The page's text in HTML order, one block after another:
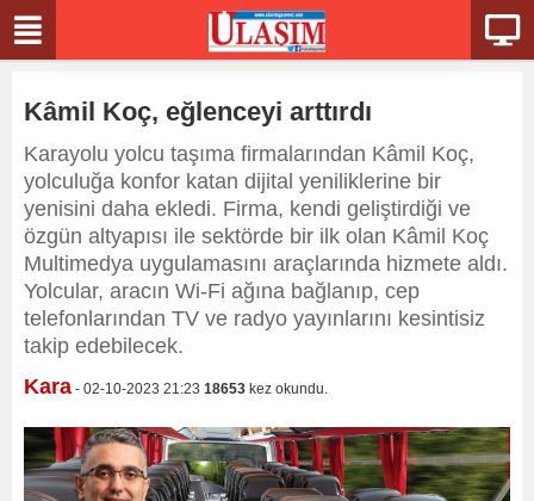
Kâmil Koç, eğlenceyi arttırdı
Karayolu yolcu taşıma firmalarından Kâmil Koç,
yolculuğa konfor katan dijital yeniliklerine bir
yenisini daha ekledi. Firma, kendi geliştirdiği ve
özgün altyapısı ile sektörde bir ilk olan Kâmil Koç
Multimedya uygulamasını araçlarında hizmete aldı.
Yolcular, aracın Wi-Fi ağına bağlanıp, cep
telefonlarından TV ve radyo yayınlarını kesintisiz
takip edebilecek.
Kara - 02-10-2023 21:23 18653 kez okundu.